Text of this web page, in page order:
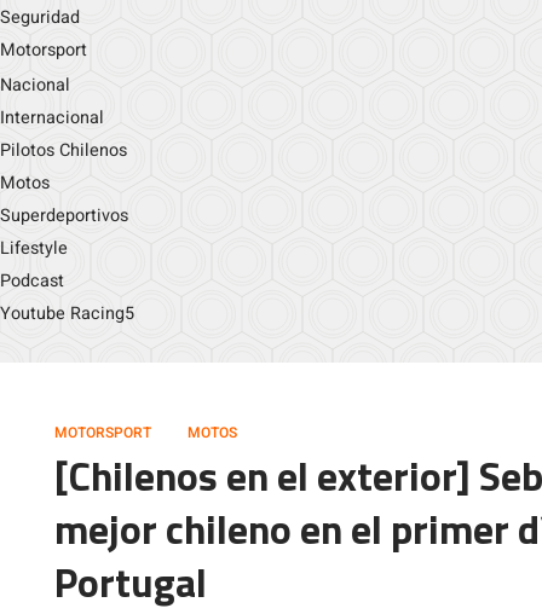
Seguridad
Motorsport
Nacional
Internacional
Pilotos Chilenos
Motos
Superdeportivos
Lifestyle
Podcast
Youtube Racing5
MOTORSPORT MOTOS
[Chilenos en el exterior]
mejor chileno en el primer
Portugal